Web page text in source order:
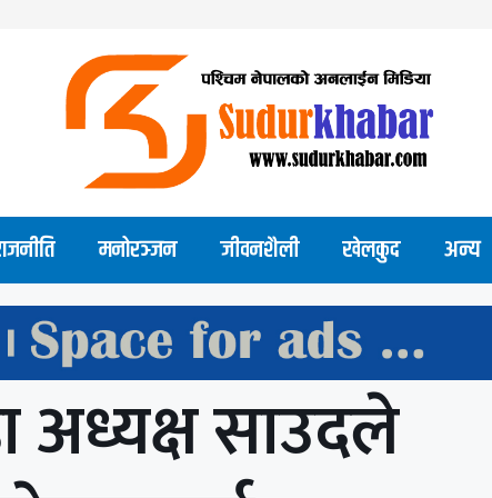
मनोरञ्जन जीवनशैली खेलकुद अन्य
अध्यक्ष साउदले